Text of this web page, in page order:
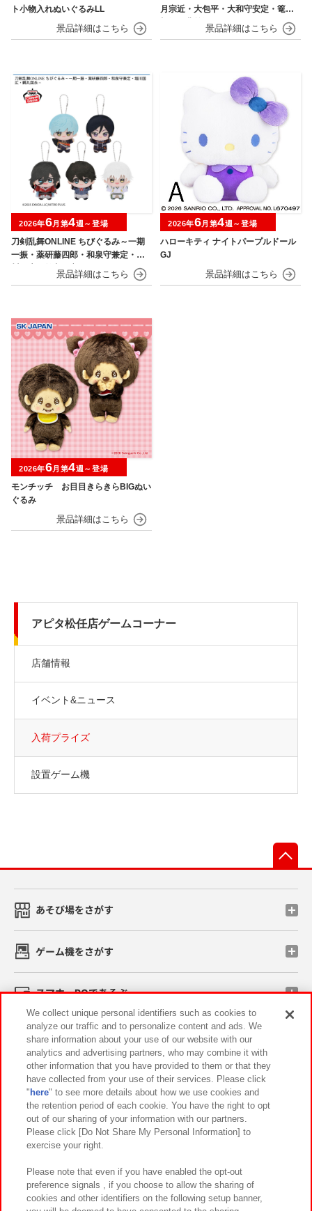
ト小物入れぬいぐるみLL
月宗近・大包平・大和守安定・篭手
切江・豊前江～
刀剣乱舞ONLINE ちびぐるみ～一期
一振・薬研藤四郎・和泉守兼定・堀
川国広・鶴丸国永～
2026年6月第4週～登場
ハローキティ ナイトパープルドール
GJ
2026年6月第4週～登場
モンチッチ お目目きらきらBIGぬい
ぐるみ
2026年6月第4週～登場
アピタ松任店ゲームコーナー
店舗情報
イベント&ニュース
入荷プライズ
設置ゲーム機
あそび場をさがす
ゲーム機をさがす
スマホ・PCであそぶ
イベント・キャンペーン
関連会社 サステナビリティ サイトポリシー
プライバシーポリシー ウェブアクセシビリティ方針と検証結果
お取引先さまとともに
カスタマーハラスメント対応方針 よくあるご質問・お問い合わせ
We collect unique personal identifiers such as cookies to
analyze our traffic and to personalize content and ads. We
share information about your use of our website with our
analytics and advertising partners, who may combine it with
other information that you have provided to them or that they
have collected from your use of their services. Please click
" here" to see more details about how we use cookies and
the retention period of each cookie. You have the right to opt
out of our sharing of your information with our partners.
Please click [Do Not Share My Personal Information] to
exercise your right.
Please note that even if you have enabled the opt-out
preference signals , if you choose to allow the sharing of
cookies and other identifiers on the following setup banner,